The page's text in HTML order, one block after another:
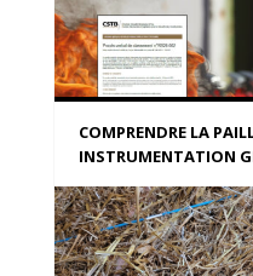
COMPRENDRE LA
INSTRUMENTATION